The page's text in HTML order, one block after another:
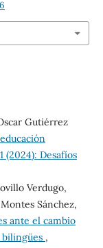
Gutiérrez
(2024): Desafíos
Verdugo,
Sánchez,
ante el cambio
,